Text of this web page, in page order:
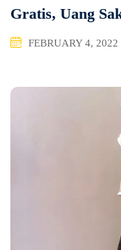
Gratis, Uang
FEBRUARY 4, 2022